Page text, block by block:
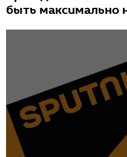
быть максимально